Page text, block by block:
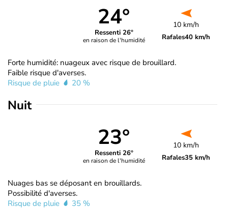
24°
Ressenti 26°
en raison de l'humidité
10 km/h
Rafales40 km/h
Forte humidité: nuageux avec risque de brouillard.
Faible risque d'averses.
Risque de pluie
20 %
Nuit
23°
Ressenti 26°
en raison de l'humidité
10 km/h
Rafales35 km/h
Nuages bas se déposant en brouillards.
Possibilité d'averses.
Risque de pluie
35 %